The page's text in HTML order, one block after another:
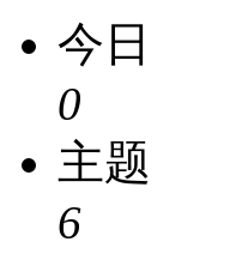
今日
0
主题
6